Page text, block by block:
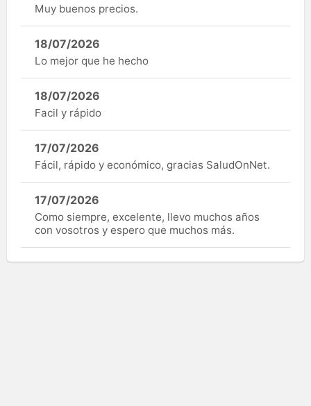
Muy buenos precios.
18/07/2026
Lo mejor que he hecho
18/07/2026
Facil y rápido
17/07/2026
Fácil, rápido y económico, gracias SaludOnNet.
17/07/2026
Como siempre, excelente, llevo muchos años
con vosotros y espero que muchos más.